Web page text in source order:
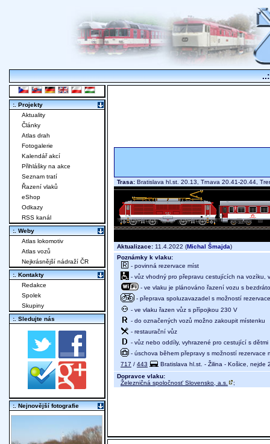
Trasa: Bratislava hl.st. 20.13, Trnava 20.41-20.44,
Aktualizace: 11.4.2022 (Michal Šmajda)
Poznámky k vlaku:
- povinná rezervace míst
- vůz vhodný pro přepravu cestujících na vozíku,
- ve vlaku je plánováno řazení vozu s
- přeprava spoluzavazadel s možností
- ve vlaku řazen vůz s přípojkou 230 V
- do označených vozů možno zakoupit místenku
- restaurační vůz
- vůz nebo oddíly, vyhrazené pro cestující s
- úschova během přepravy s možností rezervace
717 / 443
Bratislava hl.st. - Žilina - Košice, nejde
Dopravce vlaku:
Železničná spoločnosť Slovensko, a.s.
;
:. Projekty
Aktuality
Články
Atlas drah
Fotogalerie
Kalendář akcí
Přihlášky na akce
Seznam tratí
Řazení vlaků
eShop
Odkazy
RSS kanál
:. Weby
Atlas lokomotiv
Atlas vozů
Nejkrásnější nádraží ČR
:. Kontakty
Redakce
Spolek
Skupiny
:. Sledujte nás
:. Nejnovější fotografie